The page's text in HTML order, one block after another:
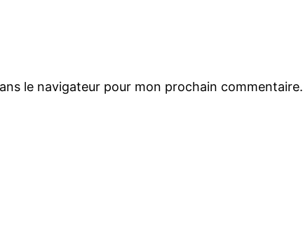
le navigateur pour mon prochain commentaire.